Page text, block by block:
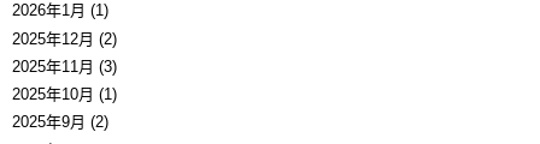
2026年1月 (1)
2025年12月 (2)
2025年11月 (3)
2025年10月 (1)
2025年9月 (2)